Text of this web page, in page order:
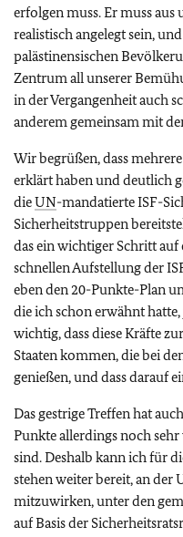
erfolgen muss. Er muss
realistisch angelegt sein,
palästinensischen
Zentrum all unserer
in der Vergangenheit auch
anderem gemeinsam mit
Wir begrüßen, dass
erklärt haben und deutlich
dieUN-mandatierte ISF-
Sicherheitstruppen
das ein wichtiger Schritt
schnellen Aufstellung der
eben den 20-Punkte-Plan
die ich schon erwähnt
wichtig, dass diese Kräfte
Staaten kommen, die bei
genießen, und dass darauf
Das gestrige Treffen hat
Punkte allerdings noch
sind. Deshalb kann ich für
stehen weiter bereit, an der
mitzuwirken, unter den
auf Basis der